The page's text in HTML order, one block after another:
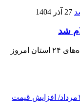
27 آذر 1404
شد
مرکز مدیریت راه‌های کشور اعلام کرد: جاده‌های ۲۴ استان امروز